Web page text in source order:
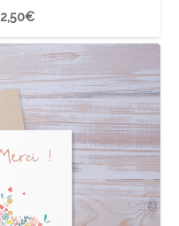
2,50€